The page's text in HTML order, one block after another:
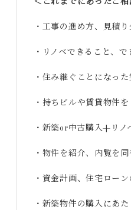
＜これまでにあったご相
・工事の進め方、見積
・リノベできること、
・住み継ぐことになっ
・持ちビルや賃貸物件
・新築or中古購入+リノ
・物件を紹介、内覧を
・資金計画、住宅ロー
・新築物件の購入にあ